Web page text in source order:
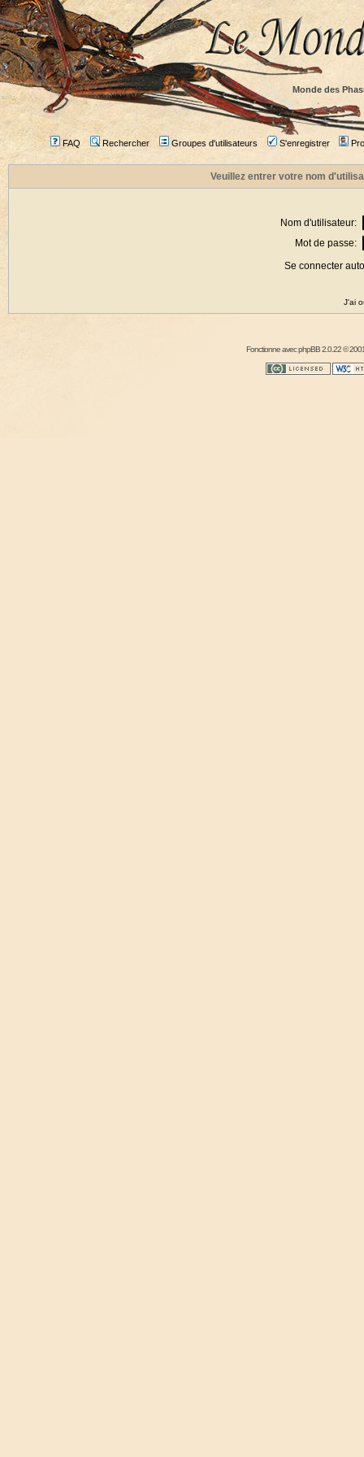
Monde des
FAQ Rechercher Groupes d'utilisateurs S'enregistrer
Veuillez entrer votre nom
Nom d'utilisateur:
Mot de passe:
Se connecter
J'ai
Fonctionne avecphpBB2.0.22 ©